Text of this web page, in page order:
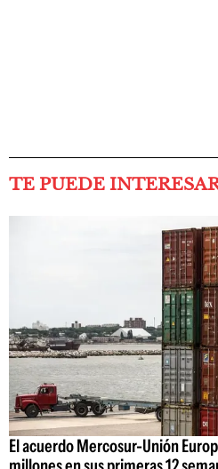
TE PUEDE
El acuerdo Mercosur-Unión